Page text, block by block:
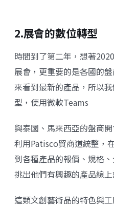
2.展會的數位轉型
時間到了第二年，想著
展會，更重要的是各國的
來看到最新的產品，所以
型，使用微軟Teams
與泰國、馬來西亞的盤商
利用Patisco貿商道統整，
到各種產品的報價、規格
挑出他們有興趣的產品線上
這類文創藝術品的特色與